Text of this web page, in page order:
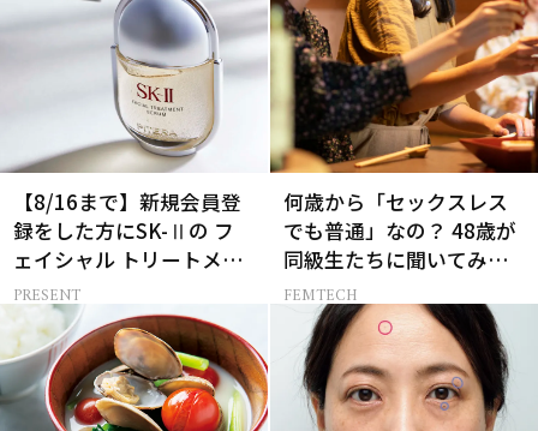
【8/16まで】新規会員登
録をした方にSK-Ⅱの フ
ェイシャル トリートメン
ト セラムをプレゼント！
PRESENT
何歳から「セックスレス
でも普通」なの？ 48歳が
同級生たちに聞いてみた
ら…
FEMTECH